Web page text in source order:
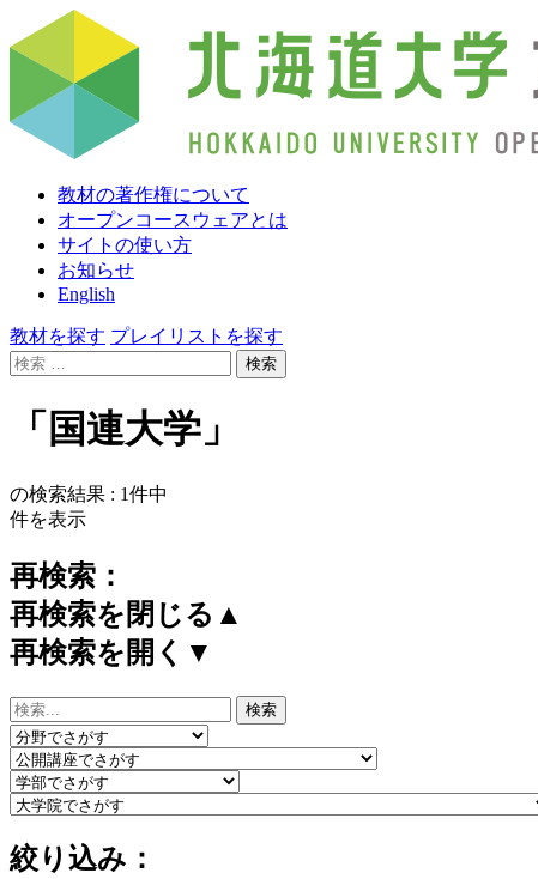
教材の著作権について
オープンコースウェアとは
サイトの使い方
お知らせ
English
教材を探す プレイリストを探す
検
「国連大学」
の検索結果 : 1件中
件を表示
再検索：
再検索を閉じる▲
再検索を開く▼
絞り込み：